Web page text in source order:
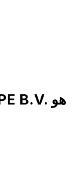
رمز SWIFT لـ ASICS EUROPE B.V. هو